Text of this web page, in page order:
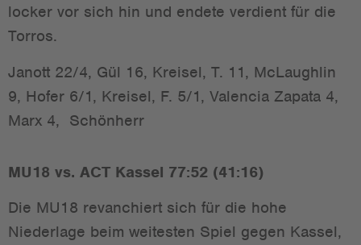
locker vor sich hin und endete verdient für die
Torros.
Janott 22/4, Gül 16, Kreisel, T. 11, McLaughlin
9, Hofer 6/1, Kreisel, F. 5/1, Valencia Zapata 4,
Marx 4, Schönherr
MU18 vs. ACT Kassel 77:52 (41:16)
Die MU18 revanchiert sich für die hohe
Niederlage beim weitesten Spiel gegen Kassel,